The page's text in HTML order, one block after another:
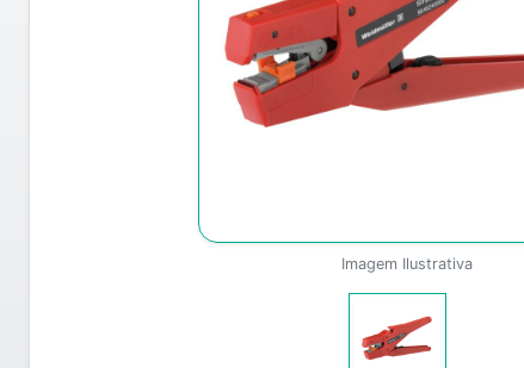
Imagem Ilustrativa